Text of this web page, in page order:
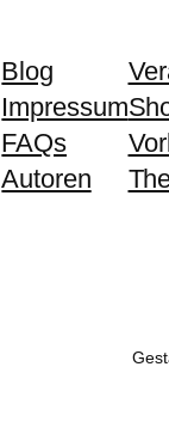
Blog
Impressum
FAQs
Autoren